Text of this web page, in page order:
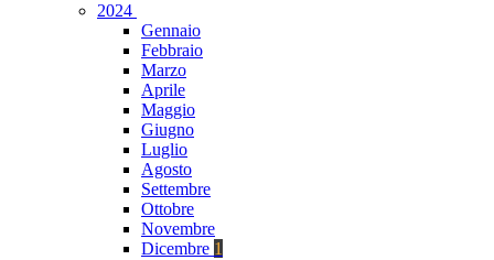
2024
Gennaio
Febbraio
Marzo
Aprile
Maggio
Giugno
Luglio
Agosto
Settembre
Ottobre
Novembre
Dicembre 1